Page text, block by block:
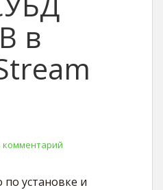
в
комментарий
по установке и